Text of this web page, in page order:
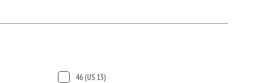
46 (US 13)